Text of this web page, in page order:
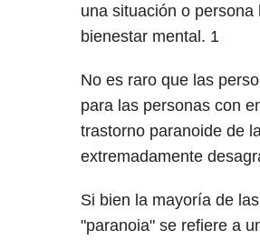
una situación o
bienestar mental. 1
No es raro que las
para las personas con
trastorno paranoide de
extremadamente
Si bien la mayoría de
"paranoia" se refiere a